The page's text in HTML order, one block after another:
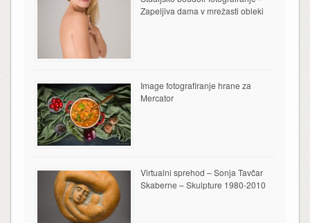
Zapeljiva dama v mrežasti obleki
Image fotografiranje hrane za
Mercator
Virtualni sprehod – Sonja Tavčar
Skaberne – Skulpture 1980-2010